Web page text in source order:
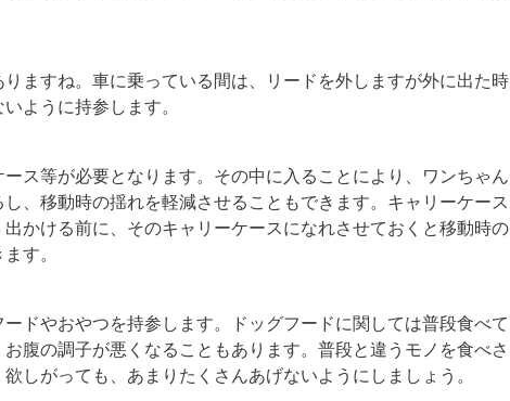
ますね。車に乗っている間は、リードを外しますが外に出た時
ように持参します。
ス等が必要となります。その中に入ることにより、ワンちゃん
、移動時の揺れを軽減させることもできます。キャリーケース
かける前に、そのキャリーケースになれさせておくと移動時の
す。
ドやおやつを持参します。ドッグフードに関しては普段食べて
腹の調子が悪くなることもあります。普段と違うモノを食べさ
しがっても、あまりたくさんあげないようにしましょう。